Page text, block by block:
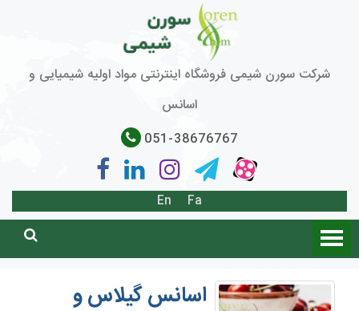
شرکت سورن شیمی فروشگاه اینترنتی مواد اولیه شیمیایی و
اسانس
051-38676767
Fa
En
اسانس گیلاس و